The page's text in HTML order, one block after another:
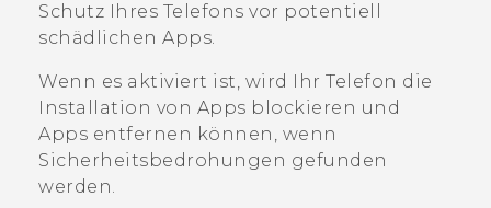
Schutz Ihres Telefons vor potentiell
schädlichen Apps.
Wenn es aktiviert ist, wird Ihr Telefon die
Installation von Apps blockieren und
Apps entfernen können, wenn
Sicherheitsbedrohungen gefunden
werden.